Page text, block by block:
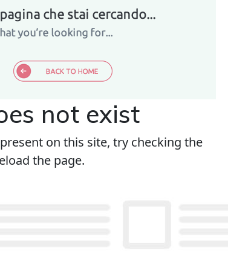
not exist
on this site, try checking the
the page.